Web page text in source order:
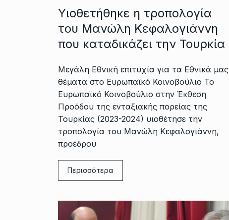
Υιοθετήθηκε η τροπολογία
του Μανώλη Κεφαλογιάννη
που καταδικάζει την Τουρκία
Μεγάλη Εθνική επιτυχία για τα Εθνικά μας
θέματα στο Ευρωπαϊκό Κοινοβούλιο Το
Ευρωπαϊκό Κοινοβούλιο στην Έκθεση
Προόδου της ενταξιακής πορείας της
Τουρκίας (2023-2024) υιοθέτησε την
τροπολογία του Μανώλη Κεφαλογιάννη,
προέδρου
Περισσότερα